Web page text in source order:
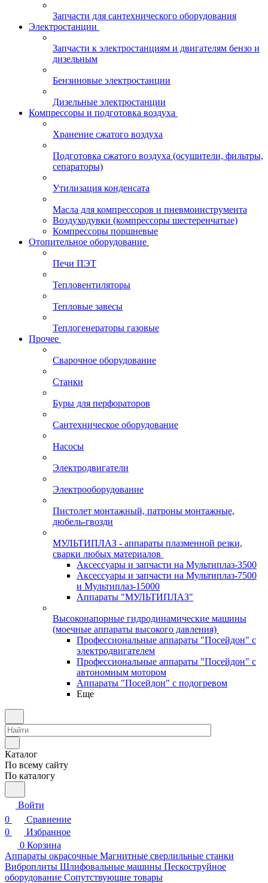
Запчасти для сантехнического оборудования
Электростанции
Запчасти к электростанциям и двигателям бензо и
дизельным
Бензиновые электростанции
Дизельные электростанции
Компрессоры и подготовка воздуха
Хранение сжатого воздуха
Подготовка сжатого воздуха (осушители, фильтры,
сепараторы)
Утилизация конденсата
Масла для компрессоров и пневмоинструмента
Воздуходувки (компрессоры шестеренчатые)
Компрессоры поршневые
Отопительное оборудование
Печи ПЭТ
Тепловентиляторы
Тепловые завесы
Теплогенераторы газовые
Прочее
Сварочное оборудование
Станки
Буры для перфораторов
Сантехническое оборудование
Насосы
Электродвигатели
Электрооборудование
Пистолет монтажный, патроны монтажные,
дюбель-гвозди
МУЛЬТИПЛАЗ - аппараты плазменной резки,
сварки любых материалов
Аксессуары и запчасти на Мультиплаз-3500
Аксессуары и запчасти на Мультиплаз-7500
и Мультиплаз-15000
Аппараты "МУЛЬТИПЛАЗ"
Высоконапорные гидродинамические машины
(моечные аппараты высокого давления)
Профессиональные аппараты "Посейдон" с
электродвигателем
Профессиональные аппараты "Посейдон" с
автономным мотором
Аппараты "Посейдон" с подогревом
Еще
Каталог
По всему сайту
По каталогу
Войти
0
Сравнение
0
Избранное
0 Корзина
Аппараты окрасочные Магнитные сверлильные станки
Виброплиты Шлифовальные машины Пескоструйное
оборудование Сопутствующие товары